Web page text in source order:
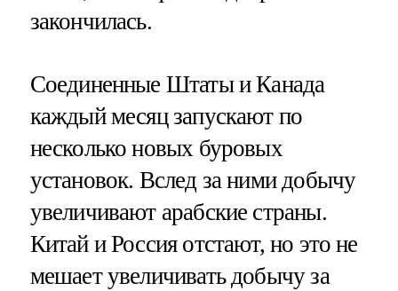
закончилась.
Соединенные Штаты и Канада
каждый месяц запускают по
несколько новых буровых
установок. Вслед за ними добычу
увеличивают арабские страны.
Китай и Россия отстают, но это не
мешает увеличивать добычу за